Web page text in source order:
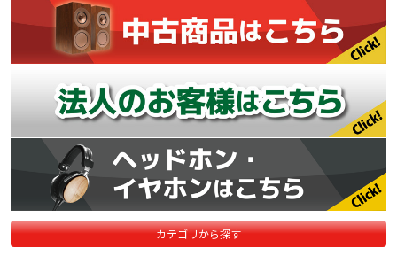
カテゴリから探す